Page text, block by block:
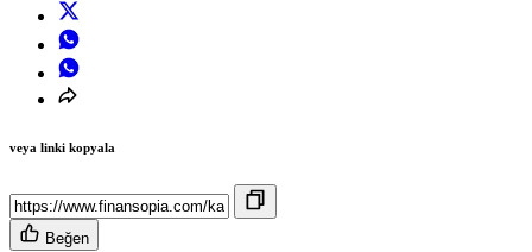
veya linki kopyala
Beğen